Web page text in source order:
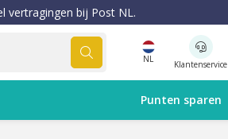
vertragingen bij Post NL.
NL Klantenservice
Punten sparen